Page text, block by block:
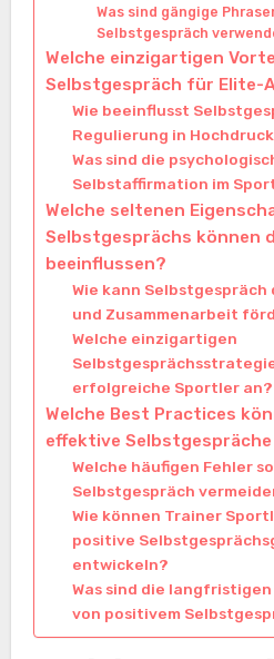
Was sind gängige
Selbstgespräch
Welche einzigartigen
Selbstgespräch für Elite-
Wie beeinflusst
Regulierung in
Was sind die
Selbstaffirmation im
Welche seltenen
Selbstgesprächs können
beeinflussen?
Wie kann Selbstgespräch
und Zusammenarbeit
Welche einzigartigen
erfolgreiche Sportler an?
Welche Best Practices
effektive
Welche häufigen Fehler
Selbstgespräch
Wie können Trainer
positive
entwickeln?
Was sind die
von positivem